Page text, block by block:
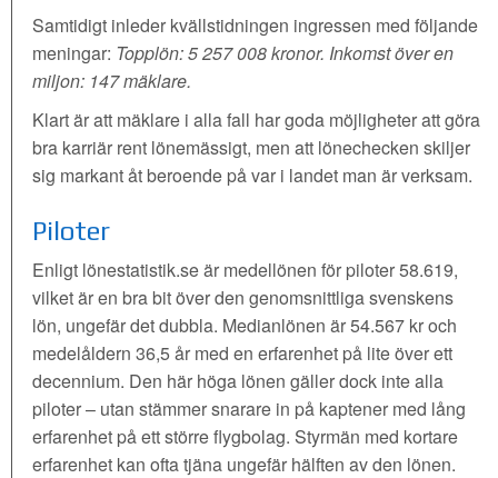
Samtidigt inleder kvällstidningen ingressen med följande
meningar: Topplön: 5 257 008 kronor. Inkomst över en
miljon: 147 mäklare.
Klart är att mäklare i alla fall har goda möjligheter att göra
bra karriär rent lönemässigt, men att lönechecken skiljer
sig markant åt beroende på var i landet man är verksam.
Piloter
Enligt lönestatistik.se är medellönen för piloter 58.619,
vilket är en bra bit över den genomsnittliga svenskens
lön, ungefär det dubbla. Medianlönen är 54.567 kr och
medelåldern 36,5 år med en erfarenhet på lite över ett
decennium. Den här höga lönen gäller dock inte alla
piloter – utan stämmer snarare in på kaptener med lång
erfarenhet på ett större flygbolag. Styrmän med kortare
erfarenhet kan ofta tjäna ungefär hälften av den lönen.